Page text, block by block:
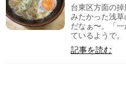
台東区方面の
みたかった浅
だなぁ〜。「
ているようで
記事を読む